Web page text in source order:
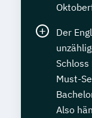
Der
Must-
Also